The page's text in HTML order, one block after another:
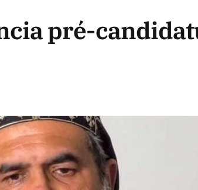
pré-